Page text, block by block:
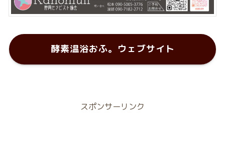
酵素温浴おふ。ウェブサイト
スポンサーリンク